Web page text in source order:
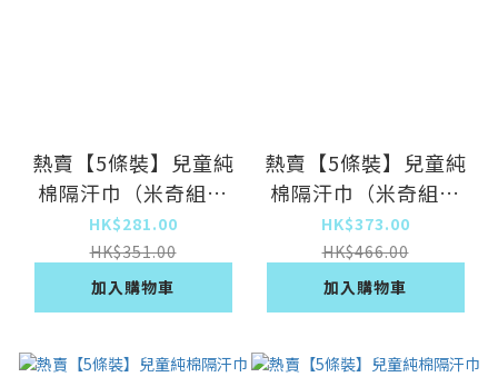
熱賣【5條裝】兒童純
棉隔汗巾（米奇組合
19*28cm）
HK$281.00
HK$351.00
加入購物車
熱賣【5條裝】兒童純
棉隔汗巾（米奇組合
28*42cm）
HK$373.00
HK$466.00
加入購物車